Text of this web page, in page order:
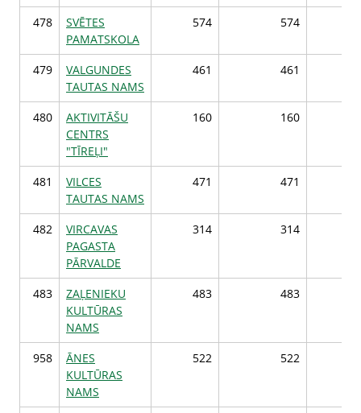
478
SVĒTES
PAMATSKOLA
574 574
479
VALGUNDES
TAUTAS NAMS
461 461
480
AKTIVITĀŠU
CENTRS
"TĪREĻI"
160 160
481
VILCES
TAUTAS NAMS
471 471
482
VIRCAVAS
PAGASTA
PĀRVALDE
314 314
483
ZAĻENIEKU
KULTŪRAS
NAMS
483 483
958
ĀNES
KULTŪRAS
NAMS
522 522